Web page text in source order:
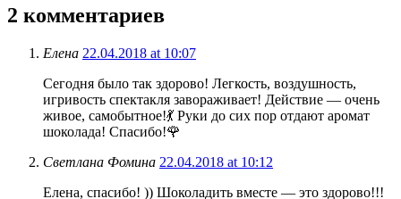
2 комментариев
Елена 22.04.2018 at 10:07
Сегодня было так здорово! Легкость, воздушность,
игривость спектакля завораживает! Действие — очень
живое, самобытное!💃 Руки до сих пор отдают аромат
шоколада! Спасибо!🌹
Светлана Фомина 22.04.2018 at 10:12
Елена, спасибо! )) Шоколадить вместе — это здорово!!!